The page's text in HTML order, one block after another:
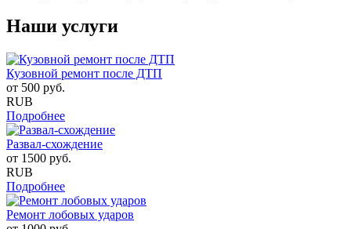
Наши услуги
Кузовной ремонт после ДТП
от 500 руб.
RUB
Подробнее
Развал-схождение
от 1500 руб.
RUB
Подробнее
Ремонт лобовых ударов